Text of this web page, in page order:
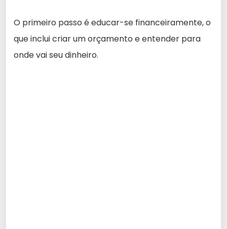
O primeiro passo é educar-se financeiramente, o
que inclui criar um orçamento e entender para
onde vai seu dinheiro.